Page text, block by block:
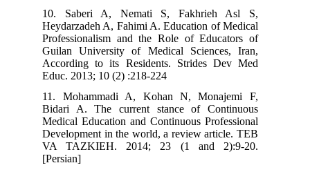
10. Saberi A, Nemati S, Fakhrieh Asl S,
Heydarzadeh A, Fahimi A. Education of Medical
Professionalism and the Role of Educators of
Guilan University of Medical Sciences, Iran,
According to its Residents. Strides Dev Med
Educ. 2013; 10 (2) :218-224
11. Mohammadi A, Kohan N, Monajemi F,
Bidari A. The current stance of Continuous
Medical Education and Continuous Professional
Development in the world, a review article. TEB
VA TAZKIEH. 2014; 23 (1 and 2):9-20.
[Persian]